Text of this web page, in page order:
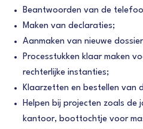
Beantwoorden van de
Maken van declaraties;
Aanmaken van nieuwe
Processtukken klaar maken
rechterlijke instanties;
Klaarzetten en bestellen van
Helpen bij projecten zoals de
kantoor, boottochtje voor